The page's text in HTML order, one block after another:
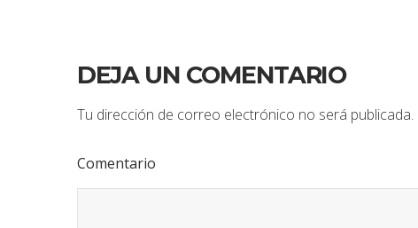
DEJA UN COMENTARIO
Tu dirección de correo electrónico no será publicada.
Comentario